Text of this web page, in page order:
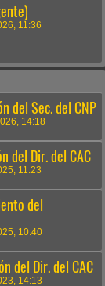
11:36
del Sec. del CNP
14:18
del Dir. del CAC
11:23
del
10:40
del Dir. del CAC
14:13